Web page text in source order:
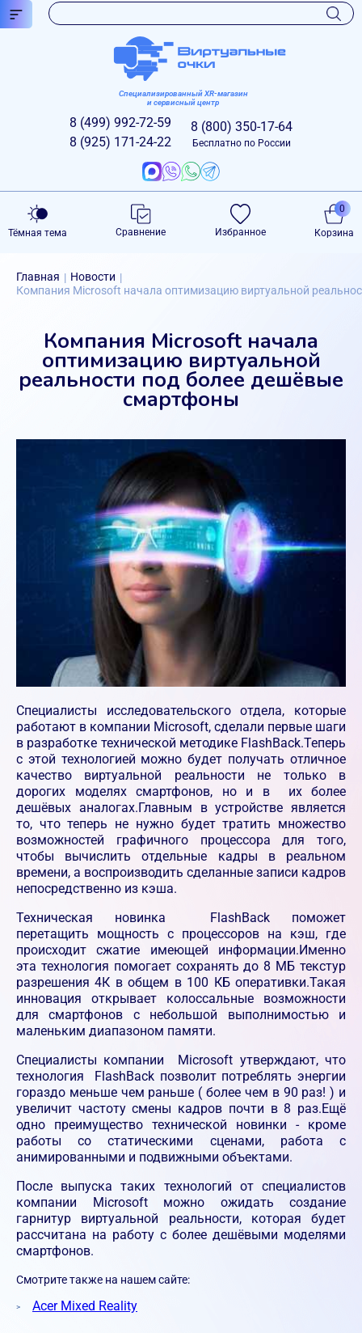
Специализированный XR-магазин
и сервисный центр
8 (499) 992-72-59
8 (925) 171-24-22
8 (800) 350-17-64
Бесплатно по России
Тёмная тема Сравнение Избранное Корзина
0
Главная | Новости |
Компания Microsoft начала оптимизацию виртуальной
Компания Microsoft начала
оптимизацию виртуальной
реальности под более дешёвые
смартфоны
Специалисты исследовательского отдела, которые
работают в компании Microsoft, сделали первые шаги
в разработке технической методике FlashBack.Теперь
с этой технологией можно будет получать отличное
качество виртуальной реальности не только в
дорогих моделях смартфонов, но и в их более
дешёвых аналогах.Главным в устройстве является
то, что теперь не нужно будет тратить множество
возможностей графичного процессора для того,
чтобы вычислить отдельные кадры в реальном
времени, а воспроизводить сделанные записи кадров
непосредственно из кэша.
Техническая новинка FlashBack поможет
перетащить мощность с процессоров на кэш, где
происходит сжатие имеющей информации.Именно
эта технология помогает сохранять до 8 МБ текстур
разрешения 4К в общем в 100 КБ оперативки.Такая
инновация открывает колоссальные возможности
для смартфонов с небольшой выполнимостью и
маленьким диапазоном памяти.
Специалисты компании Microsoft утверждают, что
технология FlashBack позволит потреблять энергии
гораздо меньше чем раньше ( более чем в 90 раз! ) и
увеличит частоту смены кадров почти в 8 раз.Ещё
одно преимущество технической новинки - кроме
работы со статическими сценами, работа с
анимированными и подвижными объектами.
После выпуска таких технологий от специалистов
компании Microsoft можно ожидать создание
гарнитур виртуальной реальности, которая будет
рассчитана на работу с более дешёвыми моделями
смартфонов.
Смотрите также на нашем сайте:
Acer Mixed Reality